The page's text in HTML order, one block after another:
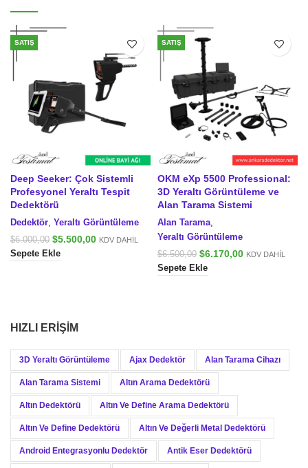
SATIŞ
Deep Seeker: Çok Sistemli
Profesyonel Yeraltı Tespit
Dedektörü
Dedektör, Yeraltı Görüntüleme
$6.000,00 Orijinal
fiyat:
$6.000,00.
$5.500,00Şu
KDV DAHİL
Sepete Ekle
SATIŞ
OKM eXp 5500 Professional:
3D Yeraltı Görüntüleme ve
Alan Tarama Sistemi
Alan Tarama,
Yeraltı Görüntüleme
$6.500,00 Orijinal
fiyat:
$6.500,00.
$6.170,00Şu
KDV DAHİL
Sepete Ekle
HIZLI ERIŞIM
3D Yeraltı Görüntüleme Ajax Dedektör Alan Tarama Cihazı
Alan Tarama Sistemi Altın Arama Dedektörü
Altın Dedektörü Altın Ve Define Arama Dedektörü
Altın Ve Define Dedektörü Altın Ve Değerli Metal Dedektörü
Android Entegrasyonlu Dedektör Antik Eser Dedektörü